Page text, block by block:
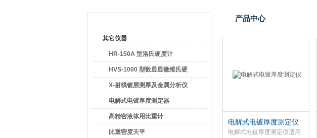
其它仪器
HR-150A 型洛氏硬度计
HVS-1000 型数显显微维氏硬
度计
X-射线镀层测厚及金属分析仪
电解式电镀厚度测定器
高精密液体用比重计
比重密度天平
产品中心
电解式电镀厚度测定仪
电解式电镀厚度测定仪适用